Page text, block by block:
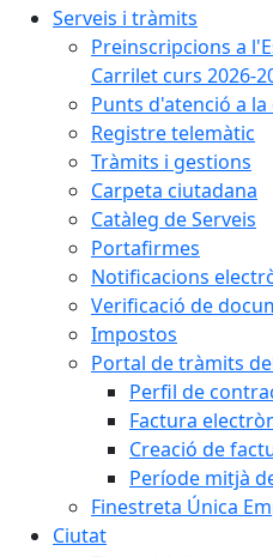
Serveis i tràmits
Preinscripcions a
Carrilet curs 2026-
Punts d'atenció a
Registre telemàtic
Tràmits i gestions
Carpeta ciutadana
Catàleg de Serveis
Portafirmes
Notificacions
Verificació de
Impostos
Portal de tràmits
Perfil de
Factura
Creació de
Període mitjà
Finestreta Única
Ciutat